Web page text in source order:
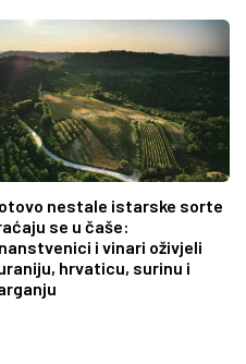
nestale istarske sorte
se u čaše:
i vinari oživjeli
hrvaticu, surinu i